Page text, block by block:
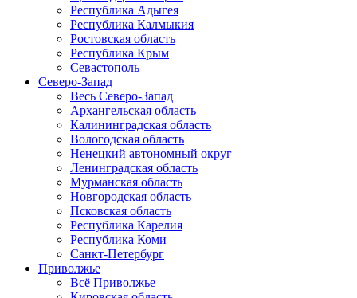
Республика Адыгея
Республика Калмыкия
Ростовская область
Республика Крым
Севастополь
Северо-Запад
Весь Северо-Запад
Архангельская область
Калининградская область
Вологодская область
Ненецкий автономный округ
Ленинградская область
Мурманская область
Новгородская область
Псковская область
Республика Карелия
Республика Коми
Санкт-Петербург
Приволжье
Всё Приволжье